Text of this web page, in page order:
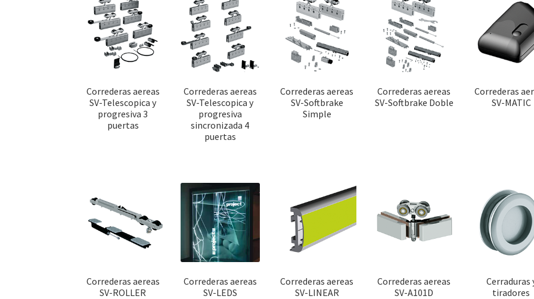
Correderas aereas
SV-Telescopica y
progresiva 3
puertas
Correderas aereas
SV-Telescopica y
progresiva
sincronizada 4
puertas
Correderas aereas
SV-Softbrake
Simple
Correderas aereas
SV-Softbrake Doble
Correderas
SV-MATIC
Correderas aereas
SV-ROLLER
Correderas aereas
SV-LEDS
Correderas aereas
SV-LINEAR
Correderas aereas
SV-A101D
Cerraduras
tiradores